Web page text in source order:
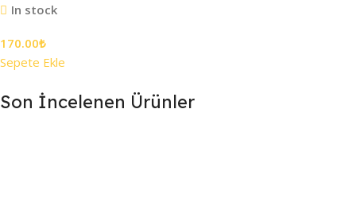
In stock
170.00₺
Sepete Ekle
Son İncelenen Ürünler